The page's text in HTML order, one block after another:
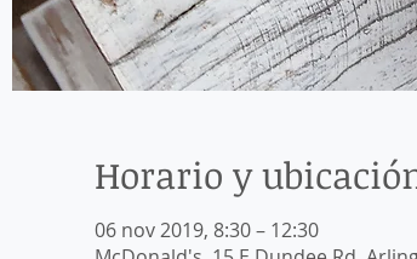
Horario y
06 nov 2019, 8:30 – 12:30